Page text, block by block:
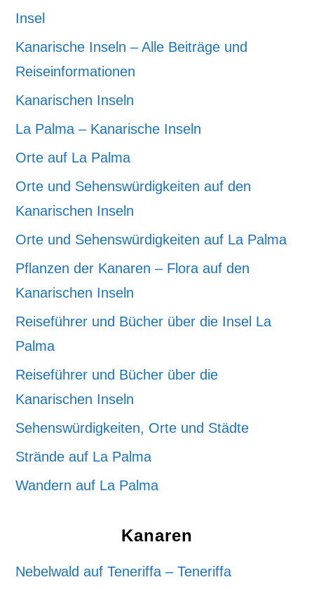
Insel
Kanarische Inseln – Alle Beiträge und
Reiseinformationen
Kanarischen Inseln
La Palma – Kanarische Inseln
Orte auf La Palma
Orte und Sehenswürdigkeiten auf den
Kanarischen Inseln
Orte und Sehenswürdigkeiten auf La Palma
Pflanzen der Kanaren – Flora auf den
Kanarischen Inseln
Reiseführer und Bücher über die Insel La
Palma
Reiseführer und Bücher über die
Kanarischen Inseln
Sehenswürdigkeiten, Orte und Städte
Strände auf La Palma
Wandern auf La Palma
Kanaren
Nebelwald auf Teneriffa – Teneriffa